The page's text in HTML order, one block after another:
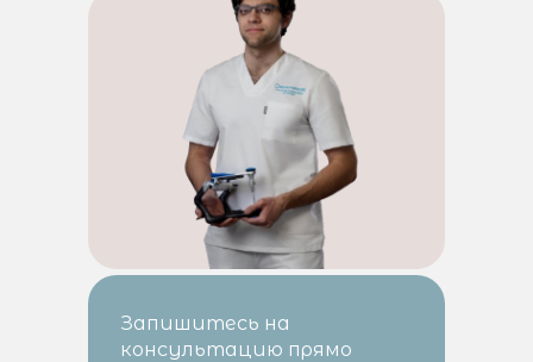
Запишитесь на
консультацию прямо